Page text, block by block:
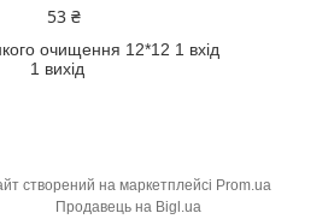
53 ₴
очищення 12*12 1 вхід
1 вихід
створений на маркетплейсі Prom.ua
Продавець на Bigl.ua